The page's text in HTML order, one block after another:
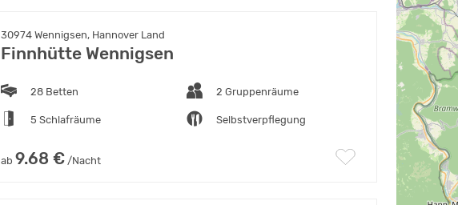
30974 Wennigsen, Hannover Land
Finnhütte Wennigsen
28 Betten 2 Gruppenräume
5 Schlafräume Selbstverpflegung
ab 9.68 € /Nacht